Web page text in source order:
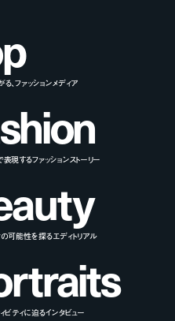
p
、ファッションメディア
hion
現するファッションストーリー
auty
可能性を探るエディトリアル
rtraits
ビティに迫るインタビュー